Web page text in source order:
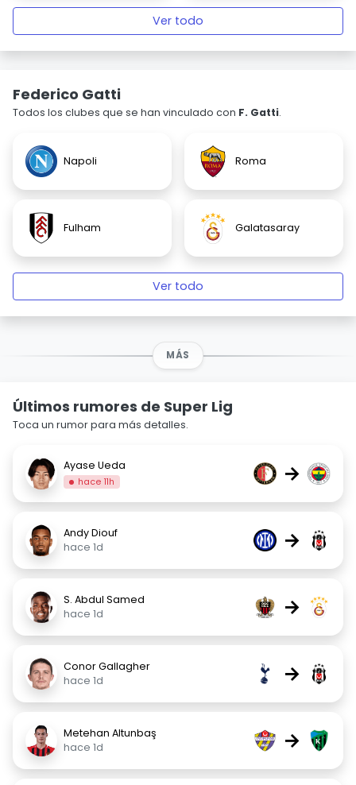
Ver todo
Federico Gatti
Todos los clubes que se han vinculado con F. Gatti.
Napoli Roma
Fulham Galatasaray
Ver todo
MÁS
Últimos rumores de Super Lig
Toca un rumor para más detalles.
Ayase Ueda
hace 11h →
Andy Diouf
hace 1d
→
S. Abdul Samed
hace 1d
→
Conor Gallagher
hace 1d
→
Metehan Altunbaş
hace 1d
→